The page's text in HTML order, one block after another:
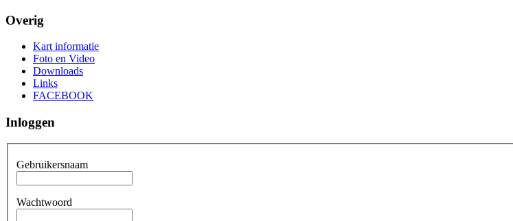
Overig
Kart informatie
Foto en Video
Downloads
Links
FACEBOOK
Inloggen
Gebruikersnaam
Wachtwoord